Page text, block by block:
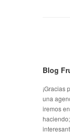
Blog
¡Gracias
una
iremos